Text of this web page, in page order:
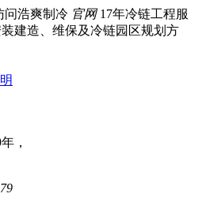
问浩爽制冷 官网 17年冷链工程服
建造、维保及冷链园区规划方
，